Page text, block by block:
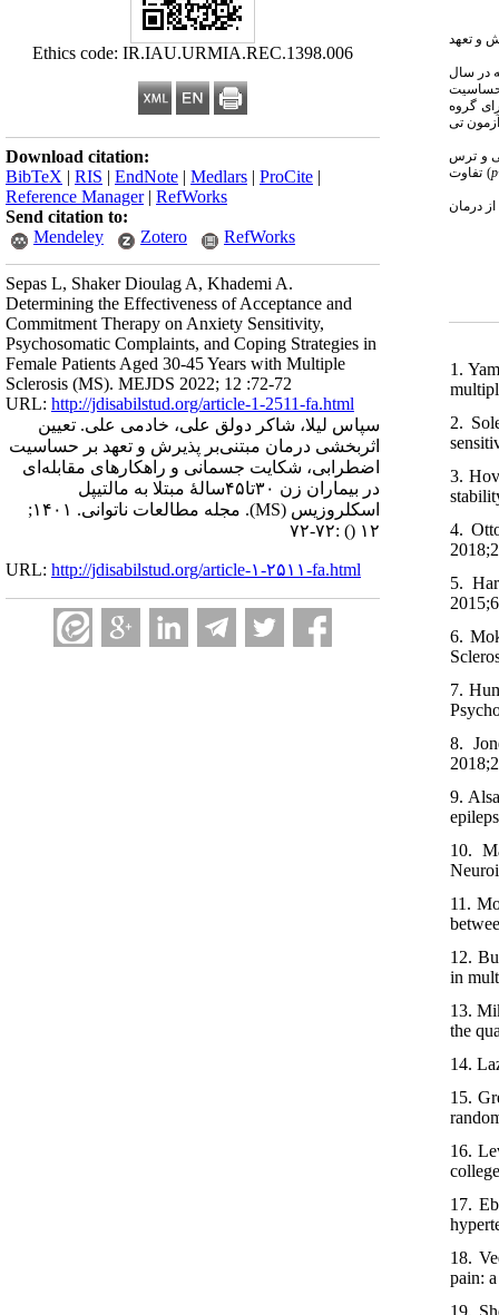
Ethics code: IR.IAU.URMIA.REC.1398.006
Download citation:
BibTeX | RIS | EndNote | Medlars | ProCite |
Reference Manager| RefWorks
Send citation to:
Mendeley
Zotero RefWorks
Sepas L, Shaker Dioulag A, Khademi A.
Determining the Effectiveness of Acceptance and
Commitment Therapy on Anxiety Sensitivity,
Psychosomatic Complaints, and Coping Strategies in
Female Patients Aged 30-45 Years with Multiple
Sclerosis (MS). MEJDS 2022; 12 :72-72
URL: http://jdisabilstud.org/article-1-2511-fa.html
سپاس لیلا، شاکر دولق علی، خادمی علی. تعیین
اثربخشی درمان مبتنی‌بر پذیرش و تعهد بر حساسیت
اضطرابی، شکایت جسمانی و راهکارهای مقابله‌ای
در بیماران زن ۳۰تا۴۵سالهٔ مبتلا به مالتیپل
اسکلروزیس (MS). مجله مطالعات ناتوانی. ۱۴۰۱;
۱۲ () :۷۲-۷۲
URL: http://jdisabilstud.org/article-۱-۲۵۱۱-fa.html
و تعهد
شهر ارومیه در سال
حساسیت
و بعد شکایت جسمانی چک‌لیست نشانه‌های اختلالات روانی (دراگوتیس و همکاران، ۱۹۷۴) بود. برای گروه
تی
و ترس
p) تفاوت
درمان
1.
2.
3.
4.
5.
6.
7.
8.
9.
10.
11.
12.
in
13.
the
14.
15.
16.
17.
18.
pain:
19.